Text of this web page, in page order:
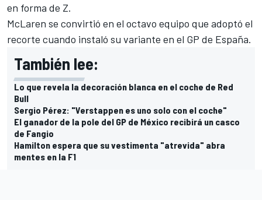
en forma de Z.
McLaren se convirtió en el octavo equipo que adoptó el
recorte cuando instaló su variante en el GP de España.
También lee:
Lo que revela la decoración blanca en el coche de Red
Bull
Sergio Pérez: "Verstappen es uno solo con el coche"
El ganador de la pole del GP de México recibirá un casco
de Fangio
Hamilton espera que su vestimenta "atrevida" abra
mentes en la F1